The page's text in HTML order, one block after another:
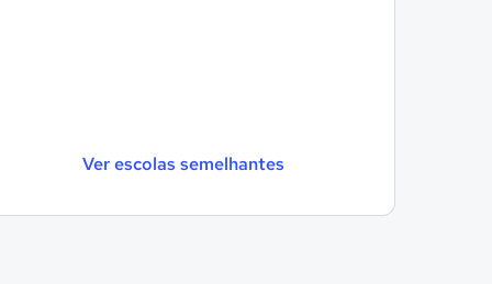
Ver escolas semelhantes